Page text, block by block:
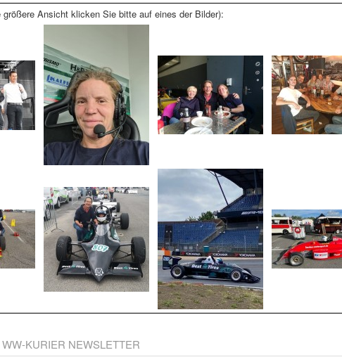
größere Ansicht klicken Sie bitte auf eines der Bilder):
KURIER NEWSLETTER